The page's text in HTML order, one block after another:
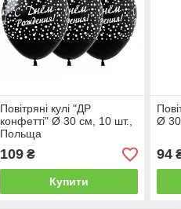
Повітряні кулі "ДР
конфетті" Ø 30 см, 10 шт.,
Польща
109₴
Купити
Ø
94